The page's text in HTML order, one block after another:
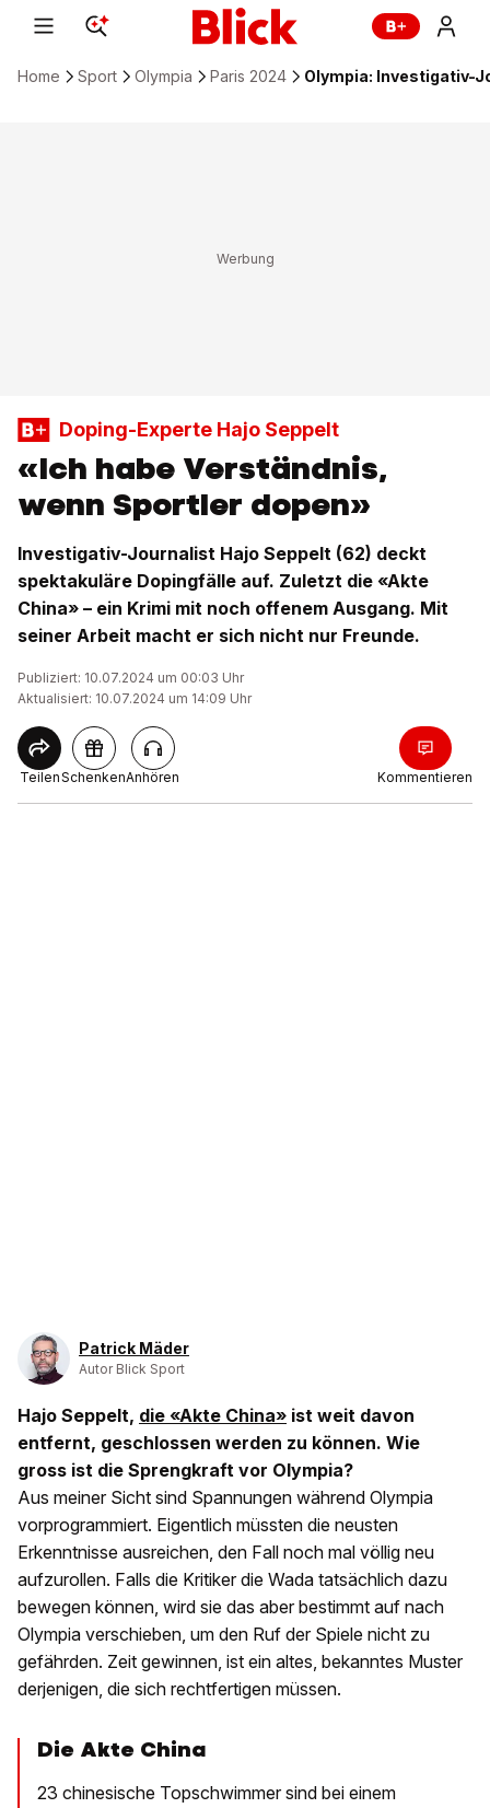
Home Sport Olympia Paris 2024 Olympia: Investigativ-
Doping-Experte Hajo Seppelt
«Ich habe Verständnis,
wenn Sportler dopen»
Investigativ-Journalist Hajo Seppelt (62) deckt
spektakuläre Dopingfälle auf. Zuletzt die «Akte
China» – ein Krimi mit noch offenem Ausgang. Mit
seiner Arbeit macht er sich nicht nur Freunde.
Publiziert: 10.07.2024 um 00:03 Uhr
Aktualisiert: 10.07.2024 um 14:09 Uhr
TeilenSchenkenAnhören Kommentieren
Patrick Mäder
Autor Blick Sport
Hajo Seppelt, die «Akte China» ist weit davon
entfernt, geschlossen werden zu können. Wie
gross ist die Sprengkraft vor Olympia?
Aus meiner Sicht sind Spannungen während Olympia
vorprogrammiert. Eigentlich müssten die neusten
Erkenntnisse ausreichen, den Fall noch mal völlig neu
aufzurollen. Falls die Kritiker die Wada tatsächlich dazu
bewegen können, wird sie das aber bestimmt auf nach
Olympia verschieben, um den Ruf der Spiele nicht zu
gefährden. Zeit gewinnen, ist ein altes, bekanntes Muster
derjenigen, die sich rechtfertigen müssen.
Die Akte China
23 chinesische Topschwimmer sind bei einem